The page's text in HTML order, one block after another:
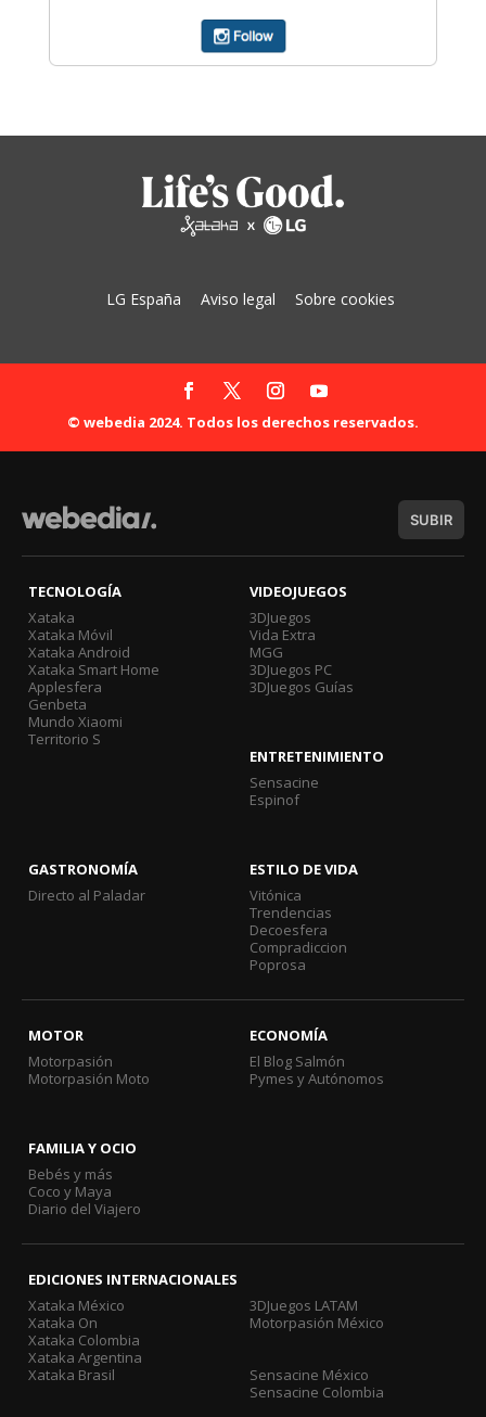
LG España Aviso legal Sobre cookies
© webedia 2024. Todos los derechos reservados.
SUBIR
TECNOLOGÍA
Xataka
Xataka Móvil
Xataka Android
Xataka Smart Home
Applesfera
Genbeta
Mundo Xiaomi
Territorio S
VIDEOJUEGOS
3DJuegos
Vida Extra
MGG
3DJuegos PC
3DJuegos Guías
ENTRETENIMIENTO
Sensacine
Espinof
GASTRONOMÍA
Directo al Paladar
ESTILO DE VIDA
Vitónica
Trendencias
Decoesfera
Compradiccion
Poprosa
MOTOR
Motorpasión
Motorpasión Moto
ECONOMÍA
El Blog Salmón
Pymes y Autónomos
FAMILIA Y OCIO
Bebés y más
Coco y Maya
Diario del Viajero
EDICIONES INTERNACIONALES
Xataka México
Xataka On
Xataka Colombia
Xataka Argentina
Xataka Brasil
3DJuegos LATAM
Motorpasión México
Sensacine México
Sensacine Colombia